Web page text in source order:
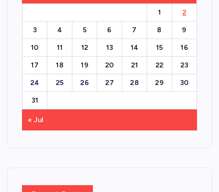
1 2
3 4 5 6 7 8 9
10 11 12 13 14 15 16
17 18 19 20 21 22 23
24 25 26 27 28 29 30
31
« Jul